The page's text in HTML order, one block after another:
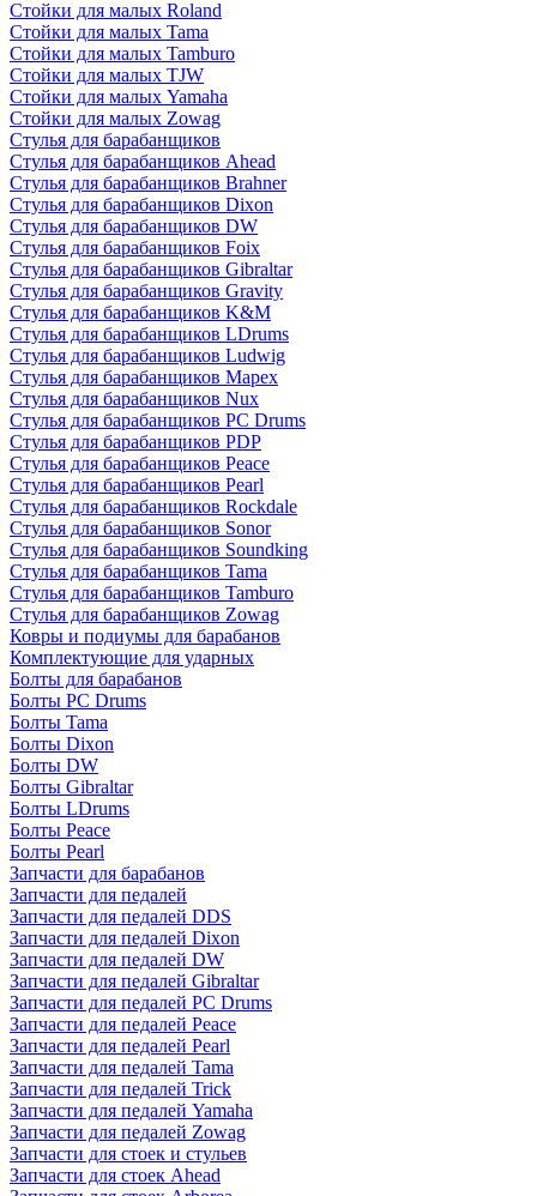
Стойки для малых Roland
Стойки для малых Tama
Стойки для малых Tamburo
Стойки для малых TJW
Стойки для малых Yamaha
Стойки для малых Zowag
Стулья для барабанщиков
Стулья для барабанщиков Ahead
Стулья для барабанщиков Brahner
Стулья для барабанщиков Dixon
Стулья для барабанщиков DW
Стулья для барабанщиков Foix
Стулья для барабанщиков Gibraltar
Стулья для барабанщиков Gravity
Стулья для барабанщиков K&M
Стулья для барабанщиков LDrums
Стулья для барабанщиков Ludwig
Стулья для барабанщиков Mapex
Стулья для барабанщиков Nux
Стулья для барабанщиков PC Drums
Стулья для барабанщиков PDP
Стулья для барабанщиков Peace
Стулья для барабанщиков Pearl
Стулья для барабанщиков Rockdale
Стулья для барабанщиков Sonor
Стулья для барабанщиков Soundking
Стулья для барабанщиков Tama
Стулья для барабанщиков Tamburo
Стулья для барабанщиков Zowag
Ковры и подиумы для барабанов
Комплектующие для ударных
Болты для барабанов
Болты PC Drums
Болты Tama
Болты Dixon
Болты DW
Болты Gibraltar
Болты LDrums
Болты Peace
Болты Pearl
Запчасти для барабанов
Запчасти для педалей
Запчасти для педалей DDS
Запчасти для педалей Dixon
Запчасти для педалей DW
Запчасти для педалей Gibraltar
Запчасти для педалей PC Drums
Запчасти для педалей Peace
Запчасти для педалей Pearl
Запчасти для педалей Tama
Запчасти для педалей Trick
Запчасти для педалей Yamaha
Запчасти для педалей Zowag
Запчасти для стоек и стульев
Запчасти для стоек Ahead